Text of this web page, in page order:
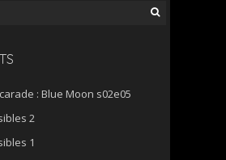
: Blue Moon s02e05
2
1